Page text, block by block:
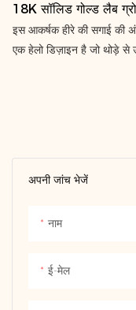
अपनी जांच भेजें
नाम
ई-मेल
18K सॉलिड गोल्ड लैब
डायमंड CVD रिंग ओवल
VVS2 एंगेजमेंट रिंग्स
इस आकर्षक हीरे की सगाई की
एक हेलो डिज़ाइन है जो थोड़े से